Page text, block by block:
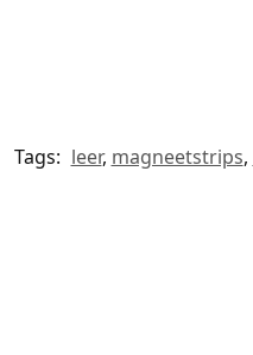
Tags: leer, magneetstrips,